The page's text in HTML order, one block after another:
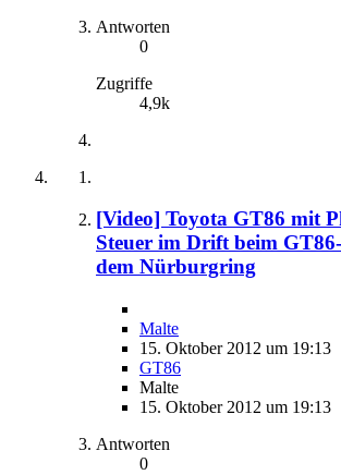
Antworten
0
Zugriffe
4,9k
[Video] Toyota GT86 mit
Steuer im Drift beim
dem Nürburgring
Malte
15. Oktober 2012 um 19:13
GT86
Malte
15. Oktober 2012 um 19:13
Antworten
0